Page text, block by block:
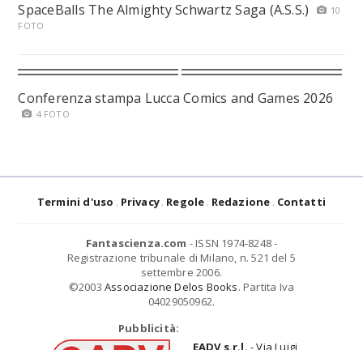
SpaceBalls The Almighty Schwartz Saga (A.S.S.)
10
FOTO
Conferenza stampa Lucca Comics and Games 2026
4 FOTO
Termini d'uso Privacy Regole Redazione Contatti
Fantascienza.com - ISSN 1974-8248 -
Registrazione tribunale di Milano, n. 521 del 5
settembre 2006.
©2003 Associazione Delos Books. Partita Iva
04029050962.
Pubblicità:
EADV s.r.l. - Via Luigi